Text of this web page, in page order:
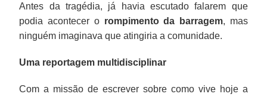
Antes da tragédia, já havia escutado falarem que
podia acontecer o rompimento da barragem, mas
ninguém imaginava que atingiria a comunidade.
Uma reportagem multidisciplinar
Com a missão de escrever sobre como vive hoje a